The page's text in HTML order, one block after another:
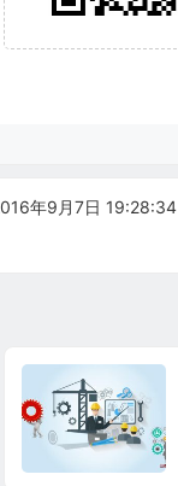
年9月7日 19:28:34